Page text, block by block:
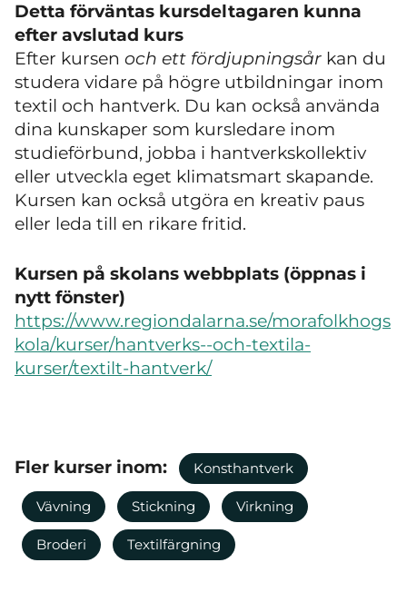
Detta förväntas kursdeltagaren kunna
efter avslutad kurs
Efter kursen och ett fördjupningsår kan du
studera vidare på högre utbildningar inom
textil och hantverk. Du kan också använda
dina kunskaper som kursledare inom
studieförbund, jobba i hantverkskollektiv
eller utveckla eget klimatsmart skapande.
Kursen kan också utgöra en kreativ paus
eller leda till en rikare fritid.
Kursen på skolans webbplats (öppnas i
nytt fönster)
https://www.regiondalarna.se/morafolkhogs
kola/kurser/hantverks--och-textila-
kurser/textilt-hantverk/
Fler kurser inom: Konsthantverk
Vävning Stickning Virkning
Broderi Textilfärgning